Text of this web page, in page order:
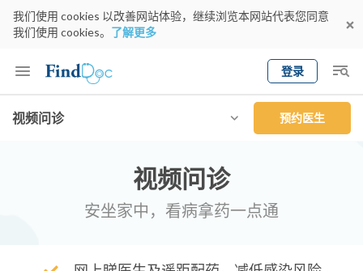
我们使用 cookies 以改善网站体验，继续浏览本网站代表您同意
我们使用 cookies。 了解更多
登录
Keyword 预约医生
视频问诊 预约医生
视频问诊
安坐家中，看病拿药一点通